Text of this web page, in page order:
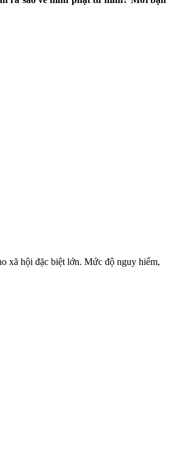
xã hội đặc biệt lớn. Mức độ nguy hiểm,